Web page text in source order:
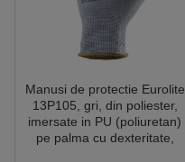
Manusi de protectie Eurolite
13P105, gri, din poliester,
imersate in PU (poliuretan)
pe palma cu dexteritate,